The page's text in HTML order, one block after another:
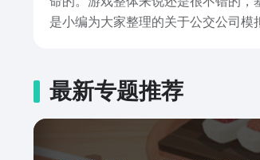
是小编为大家整理的关于公交公司模
最新专题推荐